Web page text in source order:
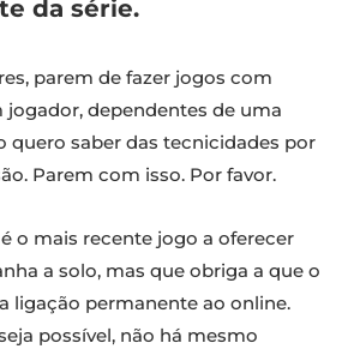
da série.
parem de fazer jogos com
dependentes de uma
quero saber das tecnicidades por
Parem com isso. Por favor.
é o mais recente jogo a oferecer
a solo, mas que obriga a que o
ligação permanente ao online.
possível, não há mesmo